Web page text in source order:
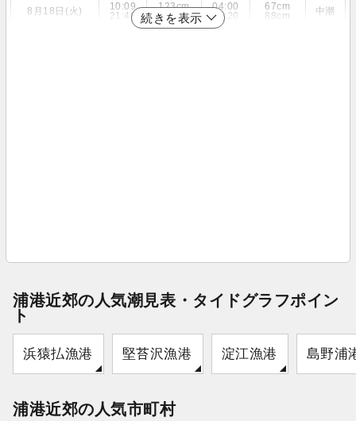
8月18日(火)
10:09
21:40
123cm
138cm
04:00
15:20
67cm
88cm
中潮
続きを表示
浦港近郊の人気潮見表・タイドグラフポイン
ト
浜猿払漁港 堅苔沢漁港 淀江漁港 島野浦
浦港近郊の人気市町村